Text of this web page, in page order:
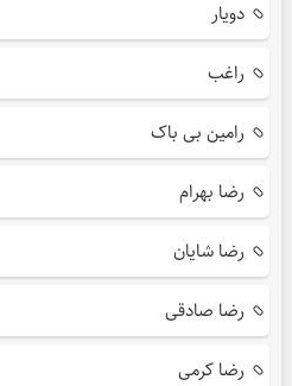
دویار
راغب
رامین بی باک
رضا بهرام
رضا شایان
رضا صادقی
رضا کرمی